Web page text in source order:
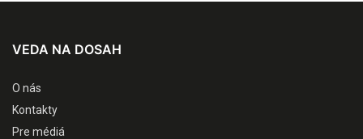
VEDA NA DOSAH
O nás
Kontakty
Pre médiá